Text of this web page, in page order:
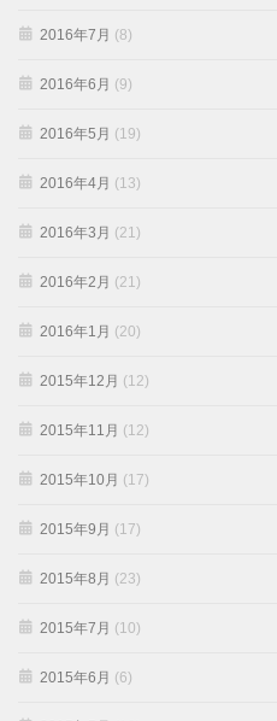
2016年7月 (8)
2016年6月 (9)
2016年5月 (19)
2016年4月 (13)
2016年3月 (21)
2016年2月 (21)
2016年1月 (20)
2015年12月 (12)
2015年11月 (12)
2015年10月 (17)
2015年9月 (17)
2015年8月 (23)
2015年7月 (10)
2015年6月 (6)